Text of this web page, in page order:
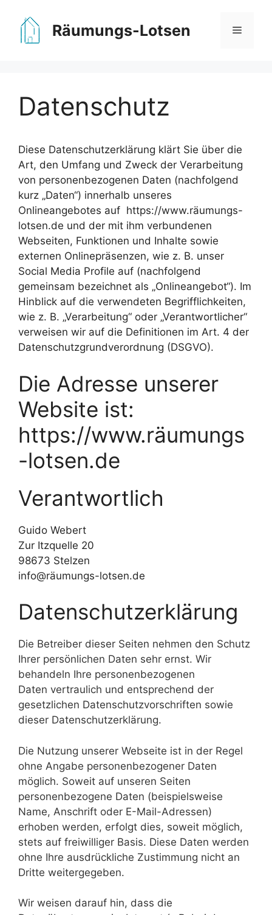
Inhalt
springen
Räumungs-Lotsen Menü
Datenschutz
Diese Datenschutzerklärung klärt Sie über die
Art, den Umfang und Zweck der Verarbeitung
von personenbezogenen Daten (nachfolgend
kurz „Daten“) innerhalb unseres
Onlineangebotes auf https://www.räumungs-
lotsen.de und der mit ihm verbundenen
Webseiten, Funktionen und Inhalte sowie
externen Onlinepräsenzen, wie z. B. unser
Social Media Profile auf (nachfolgend
gemeinsam bezeichnet als „Onlineangebot“). Im
Hinblick auf die verwendeten Begrifflichkeiten,
wie z. B. „Verarbeitung“ oder „Verantwortlicher“
verweisen wir auf die Definitionen im Art. 4 der
Datenschutzgrundverordnung (DSGVO).
Die Adresse unserer
Website ist:
https://www.räumungs
-lotsen.de
Verantwortlich
Guido Webert
Zur Itzquelle 20
98673 Stelzen
info@räumungs-lotsen.de
Datenschutzerklärung
Die Betreiber dieser Seiten nehmen den Schutz
Ihrer persönlichen Daten sehr ernst. Wir
behandeln Ihre personenbezogenen
Daten vertraulich und entsprechend der
gesetzlichen Datenschutzvorschriften sowie
dieser Datenschutzerklärung.
Die Nutzung unserer Webseite ist in der Regel
ohne Angabe personenbezogener Daten
möglich. Soweit auf unseren Seiten
personenbezogene Daten (beispielsweise
Name, Anschrift oder E-Mail-Adressen)
erhoben werden, erfolgt dies, soweit möglich,
stets auf freiwilliger Basis. Diese Daten werden
ohne Ihre ausdrückliche Zustimmung nicht an
Dritte weitergegeben.
Wir weisen darauf hin, dass die